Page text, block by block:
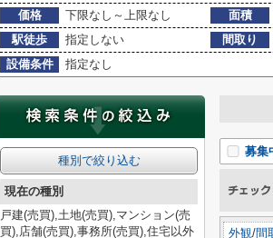
価格
下限なし～上限なし 面積
駅徒歩
指定しない 間取り
設備条件
指定なし
募集
外観/間
種別で絞り込む
現在の種別
戸建(売買),土地(売買),マンション(売
買),店舗(売買),事務所(売買),住宅以外